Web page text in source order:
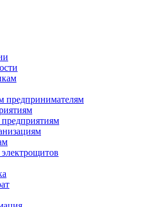
предпринимателям